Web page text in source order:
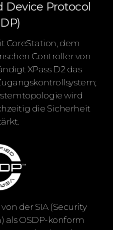
Device Protocol
CoreStation, dem
Controller von
XPass D2 das
wird
die Sicherheit
der SIA (Security
als OSDP-konform